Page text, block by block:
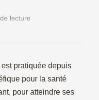
lecture
pratiquée depuis
pour la santé
pour atteindre ses